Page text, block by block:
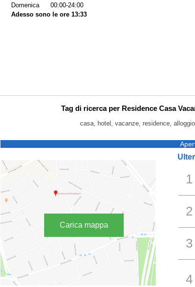
Domenica
00:00-24:00
Adesso sono le ore 13:33
Tag di ricerca per Residence Casa
casa, hotel, vacanze, residence,
Carica mappa
1
2
3
4